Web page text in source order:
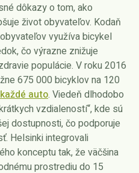
dôkazy o tom, ako
život obyvateľov. Kodaň
využíva bicykel
čo výrazne znižuje
populácie. V roku 2016
675 000 bicyklov na 120
auto. Viedeň dlhodobo
vzdialeností“, kde sú
dostupnosti, čo podporuje
Helsinki integrovali
konceptu tak, že väčšina
prostrediu do 15